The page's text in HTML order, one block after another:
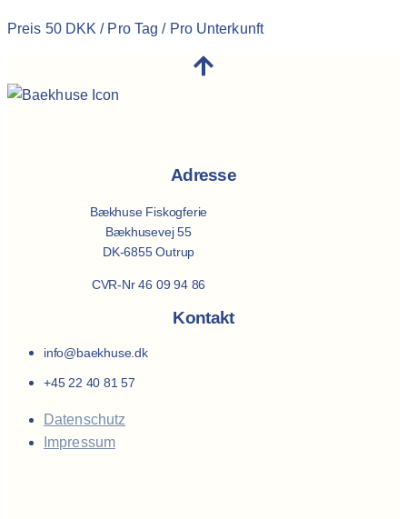
Preis 50 DKK / Pro Tag / Pro Unterkunft
Adresse
Bækhuse Fiskogferie
Bækhusevej 55
DK-6855 Outrup
CVR-Nr 46 09 94 86
Kontakt
info@baekhuse.dk
+45 22 40 81 57
Datenschutz
Impressum